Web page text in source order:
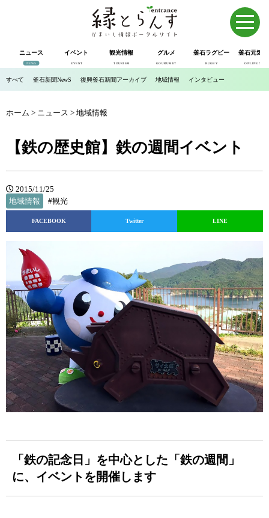
ニュース
NEWS
イベント
EVENT
観光情報
TOURISM
グルメ
GOURUMET
釜石ラグビー
RUGBY
釜石元気
ONLINE SHOP
すべて 釜石新聞NewS 復興釜石新聞アーカイブ 地域情報 インタビュー
ホーム > ニュース > 地域情報
【鉄の歴史館】鉄の週間イベント
2015/11/25
地域情報
#観光
FACEBOOK Twitter LINE
「鉄の記念日」を中心とした「鉄の週間」
に、イベントを開催します